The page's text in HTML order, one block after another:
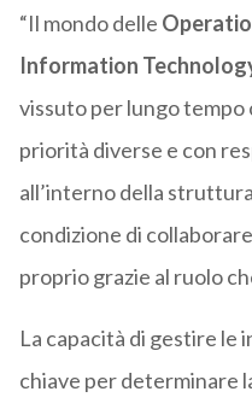
“Il mondo delle
Information
vissuto per lungo tempo
priorità diverse e con
all’interno della
condizione di
proprio grazie al ruolo
La capacità di gestire le
chiave per determinare